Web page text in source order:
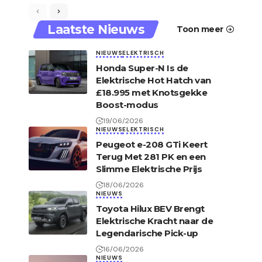
Laatste Nieuws Toon meer
NIEUWSELEKTRISCH
Honda Super-N Is de
Elektrische Hot Hatch van
£18.995 met Knotsgekke
Boost-modus
19/06/2026
NIEUWSELEKTRISCH
Peugeot e-208 GTi Keert
Terug Met 281 PK en een
Slimme Elektrische Prijs
18/06/2026
NIEUWS
Toyota Hilux BEV Brengt
Elektrische Kracht naar de
Legendarische Pick-up
16/06/2026
NIEUWS